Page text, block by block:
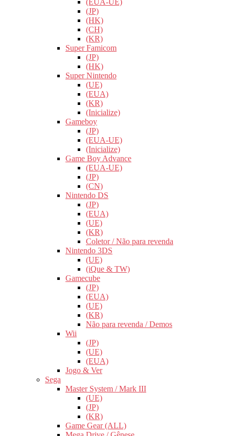
(EUA-UE)
(JP)
(HK)
(CH)
(KR)
Super Famicom
(JP)
(HK)
Super Nintendo
(UE)
(EUA)
(KR)
(Inicialize)
Gameboy
(JP)
(EUA-UE)
(Inicialize)
Game Boy Advance
(EUA-UE)
(JP)
(CN)
Nintendo DS
(JP)
(EUA)
(UE)
(KR)
Coletor / Não para revenda
Nintendo 3DS
(UE)
(iQue & TW)
Gamecube
(JP)
(EUA)
(UE)
(KR)
Não para revenda / Demos
Wii
(JP)
(UE)
(EUA)
Jogo & Ver
Sega
Master System / Mark III
(UE)
(JP)
(KR)
Game Gear (ALL)